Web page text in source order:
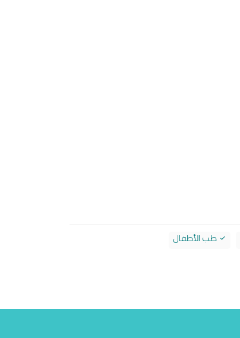
طب الأطفال